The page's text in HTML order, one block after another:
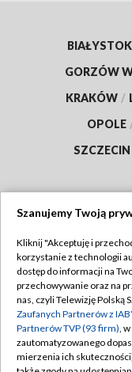
BIAŁYSTOK
GORZÓW
KRAKÓW /
OPOLE
SZCZECIN
Abonament TVP
Emisja w TVP
Centrum
Naziemna
Szanujemy Twoją
Kliknij "Akceptuję i
korzystanie z technologii
dostęp do informacji na
przechowywanie oraz na
nas, czyli Telewizję Polską
Zaufanych Partnerów z
Partnerów TVP (93 firm),
zautomatyzowanego
mierzenia ich